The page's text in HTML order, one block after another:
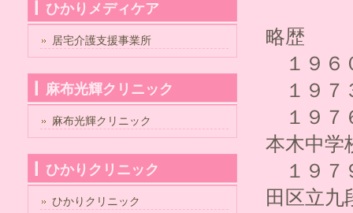
略歴
１９
１９７
１９７
本木中学
１９７
田区立九
ひかりメディケア
居宅介護支援事業所
麻布光輝クリニック
麻布光輝クリニック
ひかりクリニック
ひかりクリニック